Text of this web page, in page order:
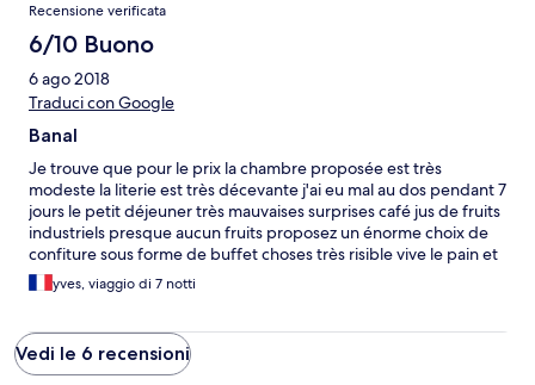
um 8 Uhr die Dame vom Housekeeping. Wie sich während des
Aufenthalts herausstellte waren im selben Komplex auch die
Animateure untergebracht. Was allem die Krone aufsetzt ist die
Aussage vom Hotelpersonals, dass die Buchung ein Fehler seie.
Es sei zum einen der Preis vom Februar und nicht vom August
nur Übernachtung mit Frühstück im August zu buchen. Ich habe
durch Zufall im Juli für einen Freund die selbe Option geprüft,
da war es kein Problem ohne Halb/Vollpension zu buchen. Der
Hotelparkplatz war auch ständig überfüllt, so dass man sich
außerhalb einen Parkplatz suchen musste. Einziges Plus geht an
das Strandpersonal, da hat alles gepasst.
Recensione verificata
6/10 Buono
6 ago 2018
Traduci con Google
Banal
Je trouve que pour le prix la chambre proposée est très
modeste la literie est très décevante j'ai eu mal au dos pendant 7
jours le petit déjeuner très mauvaises surprises café jus de fruits
industriels presque aucun fruits proposez un énorme choix de
confiture sous forme de buffet choses très risible vive le pain et
les biscottes. Les horaires de piscine sont aberrant la piscine est
fermé de midi à 15h30 si vous voulez profiter du soleil ce sera sur
pour la pension complète même pas 10 % de remise rien du
tout. C'est assez décevant car au final ils proposent un hôtel
yves, viaggio di 7 notti
Vedi le 6 recensioni